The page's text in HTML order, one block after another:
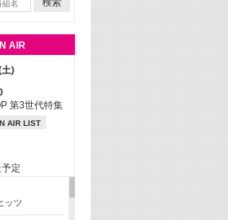
AIR
)
第3世代特集
AIR LIST
定
ッツ